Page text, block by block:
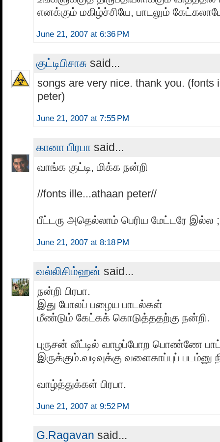
எனக்கும் மகிழ்ச்சியே, பாடலும்
June 21, 2007 at 6:36 PM
குட்டிபிசாசு said...
songs are very nice. thank you. (fonts
peter)
June 21, 2007 at 7:55 PM
கானா பிரபா said...
வாங்க குட்டி, மிக்க நன்றி
//fonts ille...athaan peter//
பீட்டரு அதெல்லாம் பெரிய மேட்டரே இல்ல
June 21, 2007 at 8:18 PM
வல்லிசிம்ஹன் said...
நன்றி பிரபா.
இது போலப் பழைய பாடல்கள்
மீண்டும் கேட்கக் கொடுத்ததற்கு நன்றி.
புருசன் வீட்டில் வாழப்போற பொண்ணே
இருக்கும்.வடிவுக்கு வளைகாப்புப்
வாழ்த்துக்கள் பிரபா.
June 21, 2007 at 9:52 PM
G.Ragavan said...